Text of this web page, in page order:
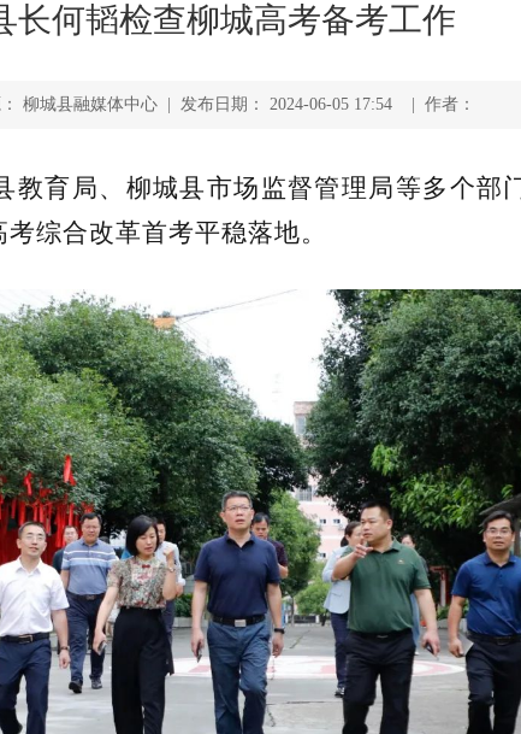
长何韬检查柳城高考备考工作
柳城县融媒体中心 | 发布日期： 2024-06-05 17:54 | 作者：
教育局、柳城县市场监督管理局等多个部
综合改革首考平稳落地。